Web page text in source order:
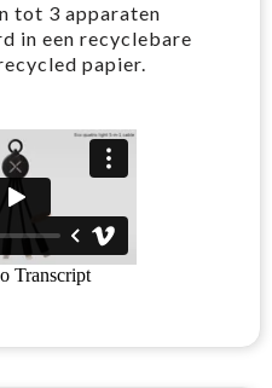
tot 3 apparaten
in een recyclebare
papier.